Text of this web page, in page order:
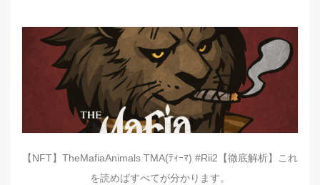
【NFT】TheMafiaAnimals TMA(ﾃｨｰﾏ) #Rii2【徹底解析】これ
を読めばすべてが分かります。